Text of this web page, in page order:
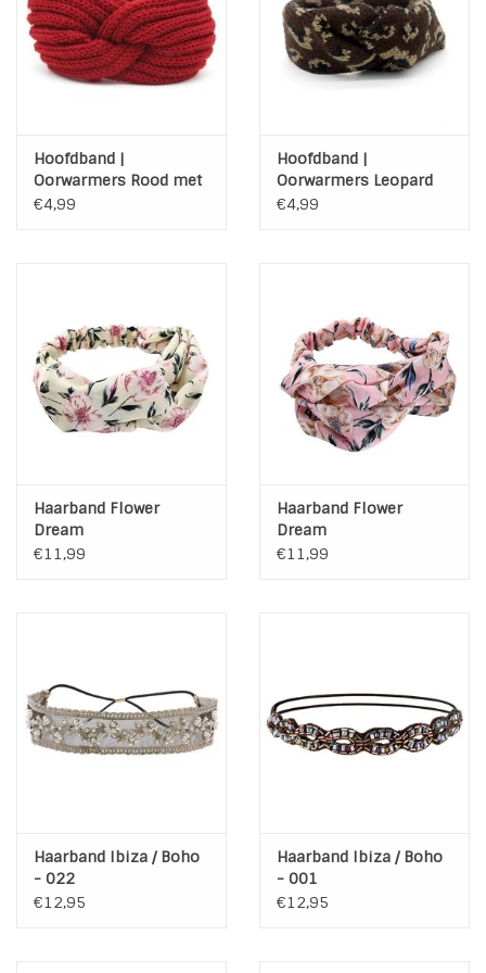
INSPIRATIE
Blog
Hoofdband |
Oorwarmers Rood met
knoop | M014
€4,99
Hoofdband |
Oorwarmers Leopard
Dark Brown | M015
€4,99
Haarband Flower
Dream
€11,99
Haarband Flower
Dream
€11,99
Haarband Ibiza / Boho
- 022
€12,95
Haarband Ibiza / Boho
- 001
€12,95